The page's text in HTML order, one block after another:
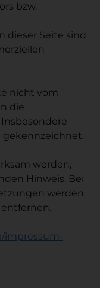
bzw.
dieser Seite sind
nicht vom
die
gekennzeichnet.
werden,
Hinweis. Bei
werden
impressum-